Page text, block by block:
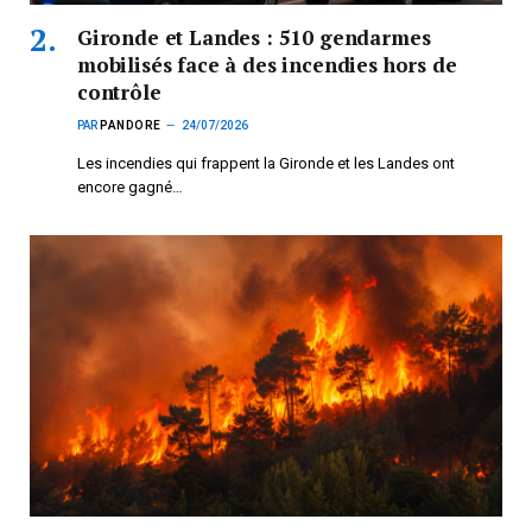
Gironde et Landes : 510 gendarmes
mobilisés face à des incendies hors de
contrôle
PAR PANDORE 24/07/2026
Les incendies qui frappent la Gironde et les Landes ont
encore gagné…